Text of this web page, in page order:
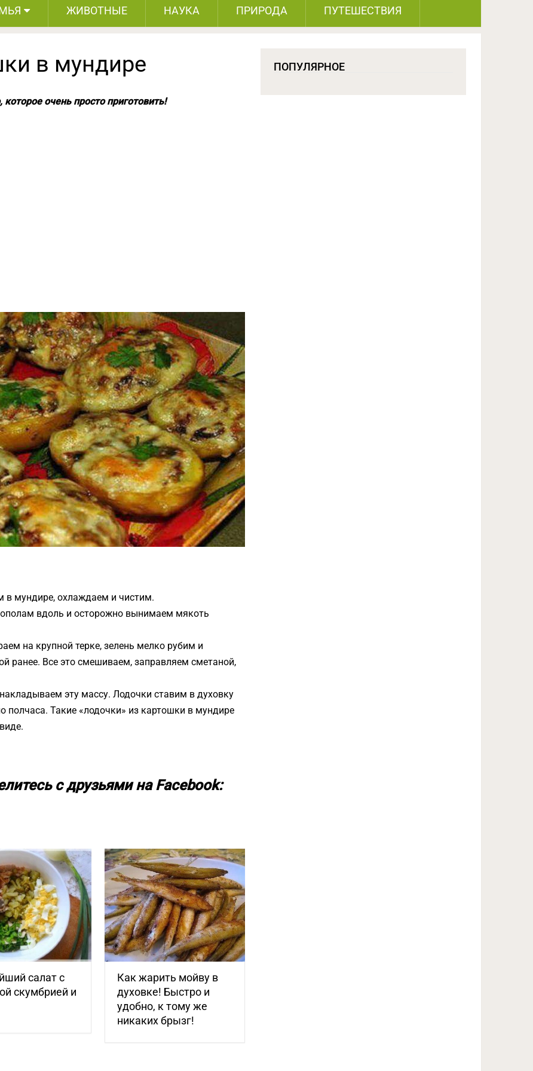
ЖИВОТНЫЕ НАУКА ПРИРОДА ПУТЕШЕСТВИЯ
в мундире
очень просто приготовить!
мундире, охлаждаем и чистим.
вдоль и осторожно вынимаем мякоть
на крупной терке, зелень мелко рубим и
ранее. Все это смешиваем, заправляем сметаной,
эту массу. Лодочки ставим в духовку
полчаса. Такие «лодочки» из картошки в мундире
с друзьями на Facebook:
салат с
скумбрией и
Как жарить мойву в
духовке! Быстро и
удобно, к тому же
никаких брызг!
ПОПУЛЯРНОЕ